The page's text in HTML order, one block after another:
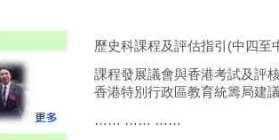
歷史科課程及評估指引(中四至
課程發展議會與香港考試及評
香港特別行政區教育統籌局建
…… …… ……